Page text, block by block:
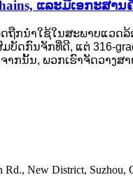
ແລະມີເອກະສາ
ດຖືກນໍາໃຊ້ໃນສະພາບແວ
ມບັດກົນຈັກທີ່ດີ, ແຕ່ 316-
າກນັ້ນ, ພວກເຮົາຈັດວາງສ
New District, Suzhou,